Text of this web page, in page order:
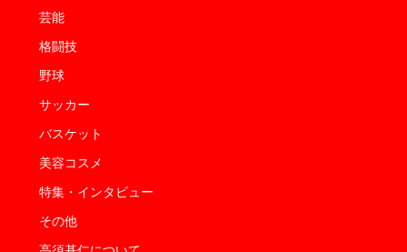
芸能
格闘技
野球
サッカー
バスケット
美容コスメ
特集・インタビュー
その他